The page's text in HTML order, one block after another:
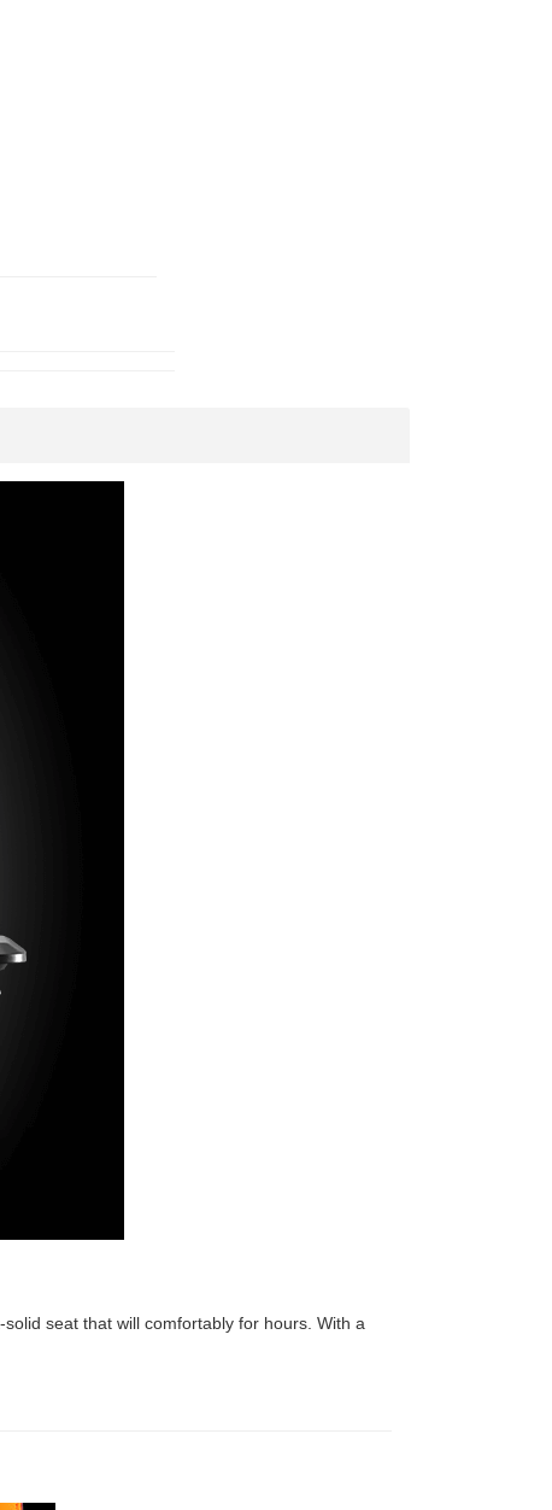
seat that will comfortably for hours. With a